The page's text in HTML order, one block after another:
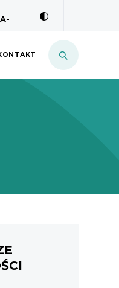
czcionkaczcionka
A- mniejsza czcionka